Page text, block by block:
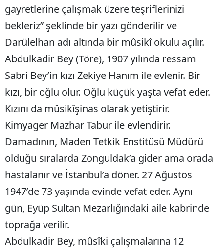
Konya
Kütahya
Malatya
Kahramanmaraş
Mardin
Muğla
Muş
Niğde
Ordu
Sakarya
gayretlerine çalışmak üzere teşriflerinizi
bekleriz” şeklinde bir yazı gönderilir ve
Darülelhan adı altında bir mûsikî okulu açılır.
Abdulkadir Bey (Töre), 1907 yılında ressam
Sabri Bey’in kızı Zekiye Hanım ile evlenir. Bir
kızı, bir oğlu olur. Oğlu küçük yaşta vefat eder.
Kızını da mûsikîşinas olarak yetiştirir.
Kimyager Mazhar Tabur ile evlendirir.
Damadının, Maden Tetkik Enstitüsü Müdürü
olduğu sıralarda Zonguldak’a gider ama orada
hastalanır ve İstanbul’a döner. 27 Ağustos
1947’de 73 yaşında evinde vefat eder. Aynı
gün, Eyüp Sultan Mezarlığındaki aile kabrinde
toprağa verilir.
Abdulkadir Bey, mûsîki çalışmalarına 12